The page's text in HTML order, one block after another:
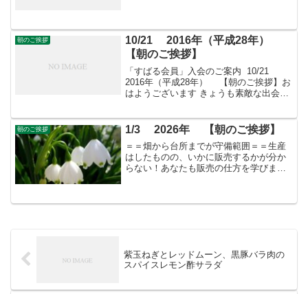
朝のご挨拶
10/21 2016年（平成28年）
【朝のご挨拶】
「すばる会員」入会のご案内 10/21
2016年（平成28年） 【朝のご挨拶】お
はようございます きょうも素敵な出会い
「日本農業再生」プロをめざす皆さんの
ために...
朝のご挨拶 1/3 2026年 【朝のご挨拶】
＝＝畑から台所までが守備範囲＝＝生産
はしたものの、いかに販売するかが分か
らない！あなたも販売の仕方を学びませ
紫玉ねぎとレッドムーン、黒豚バラ肉の
スパイスレモン酢サラダ